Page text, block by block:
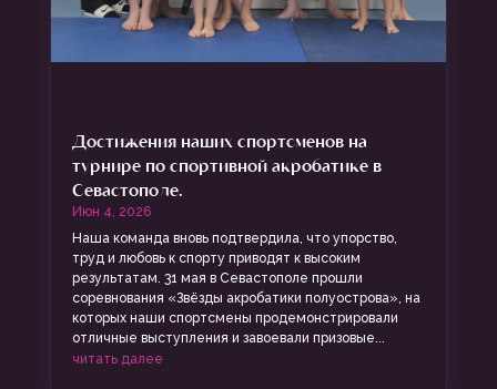
Достижения наших спортсменов на
турнире по спортивной акробатике в
Севастополе.
Июн 4, 2026
Наша команда вновь подтвердила, что упорство,
труд и любовь к спорту приводят к высоким
результатам. 31 мая в Севастополе прошли
соревнования «Звёзды акробатики полуострова», на
которых наши спортсмены продемонстрировали
отличные выступления и завоевали призовые...
читать далее